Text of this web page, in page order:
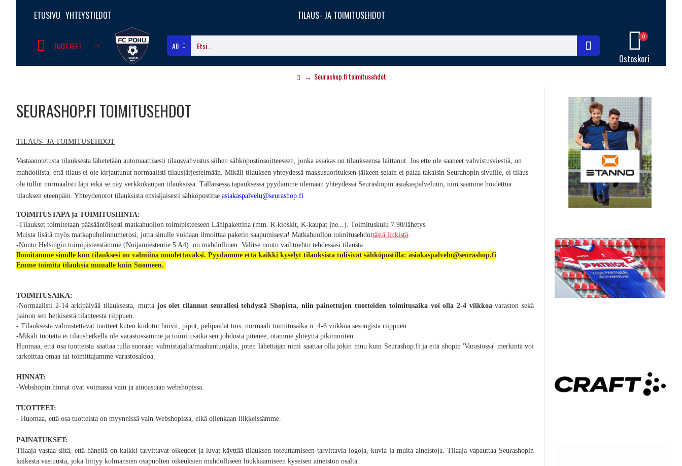
ETUSIVU YHTEYSTIEDOT TILAUS- JA TOIMITUSEHDOT
TUOTTEET All
Ostoskori
0
Seurashop.fi toimitusehdot
SEURASHOP.FI TOIMITUSEHDOT
TILAUS- JA TOIMITUSEHDOT
Vastaanotetusta tilauksesta lähetetään automaattisesti tilausvahvistus siihen sähköpostiosoitteeseen, jonka asiakas on tilaukseensa laittanut. Jos ette ole saaneet vahvistusviestiä, on
mahdollista, että tilaus ei ole kirjautunut normaalisti tilausjärjestelmään. Mikäli tilauksen yhteydessä maksusuorituksen jälkeen selain ei palaa takaisin Seurahopin sivuille, ei tilaus
ole tullut normaalisti läpi eikä se näy verkkokaupan tilauksissa. Tällaisessa tapauksessa pyydämme olemaan yhteydessä Seurashopin asiakaspalveluun, niin saamme hoidettua
tilauksen eteenpäin. Yhteydenotot tilauksista ensisijaisesti sähköpostitse asiakaspalvelu@seurashop.fi
TOIMITUSTAPA ja TOIMITUSHINTA:
-Tilaukset toimitetaan pääsääntöisesti matkahuollon toimipisteeseen Lähipakettina (mm. R-kioskit, K-kaupat jne...). Toimituskulu 7.90/lähetys.
Muista lisätä myös matkapuhelinnumerosi, jotta sinulle voidaan ilmoittaa paketin saapumisesta! Matkahuollon toimitusehdottästä linkistä.
-Nouto Helsingin toimipisteestämme (Nuijamiestentie 5 A4) on mahdollinen. Valitse nouto vaihtoehto tehdessäsi tilausta.
Ilmoitamme sinulle kun tilauksesi on valmiina noudettavaksi. Pyydämme että kaikki kyselyt tilauksista tulisivat sähköpostilla: asiakaspalvelu@seurashop.fi
Emme toimita tilauksia muualle kuin Suomeen.
TOIMITUSAIKA:
-Normaalisti 2-14 arkipäivää tilauksesta, mutta jos olet tilannut seurallesi tehdystä Shopista, niin painettujen tuotteiden toimitusaika voi olla 2-4 viikkoavaraston sekä
painon sen hetkisestä tilanteesta riippuen.
- Tilauksesta valmistettavat tuotteet kuten kudotut huivit, pipot, pelipaidat tms. normaali toimitusaika n. 4-6 viikkoa sesongista riippuen.
-Mikäli tuotetta ei tilaushetkellä ole varastossamme ja toimitusaika sen johdosta pitenee, otamme yhteyttä pikimmiten.
Huomaa, että osa tuotteista saattaa tulla suoraan valmistajalta/maahantuojalta, joten lähettäjän nimi saattaa olla jokin muu kuin Seurashop.fi ja että shopin 'Varastossa' merkintä voi
tarkoittaa omaa tai toimittajamme varastosaldoa.
HINNAT:
-Webshopin hinnat ovat voimassa vain ja ainoastaan webshopissa.
TUOTTEET:
- Huomaa, että osa tuotteista on myynnissä vain Webshopissa, eikä ollenkaan liikkeissämme.
PAINATUKSET:
Tilaaja vastaa siitä, että hänellä on kaikki tarvittavat oikeudet ja luvat käyttää tilauksen toteuttamiseen tarvittavia logoja, kuvia ja muita aineistoja. Tilaaja vapauttaa Seurashopin
kaikesta vastuusta, joka liittyy kolmansien osapuolten oikeuksien mahdolliseen loukkaamiseen kyseisen aineiston osalta.